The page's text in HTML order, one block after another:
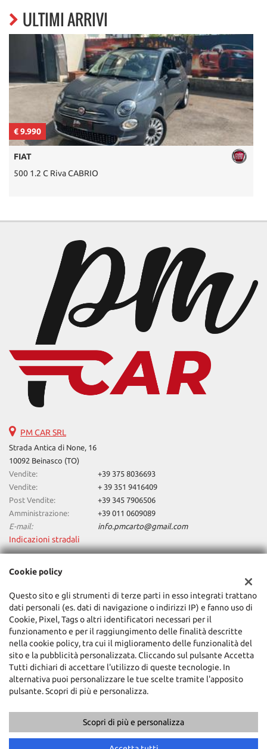
Contatta un consulente
ULTIMI ARRIVI
€ 9.990
FIAT
500 1.2 C Riva CABRIO
PM CAR SRL
Strada Antica di None, 16
10092 Beinasco (TO)
Vendite:
+39 375 8036693
Vendite:
+ 39 351 9416409
Post Vendite:
+39 345 7906506
Amministrazione:
+39 011 0609089
E-mail:
info.pmcarto@gmail.com
Indicazioni stradali
PM CAR SRL
Via Principi D'Acaja, 40, 10138, Torino (TO)
C.F/P.IVA:12769130019
Registro delle imprese: TO
Copyright © 2026 GestionaleAuto.com S.r.l., Tutti i diritti riservati -
Leggi l'informativa sulla privacy-Cookie Policy
Cookie policy
Questo sito e gli strumenti di terze parti in esso integrati trattano
dati personali (es. dati di navigazione o indirizzi IP) e fanno uso di
Cookie, Pixel, Tags o altri identificatori necessari per il
funzionamento e per il raggiungimento delle finalità descritte
nella cookie policy, tra cui il miglioramento delle funzionalità del
sito e la pubblicità personalizzata. Cliccando sul pulsante Accetta
Tutti dichiari di accettare l'utilizzo di queste tecnologie. In
alternativa puoi personalizzare le tue scelte tramite l'apposito
pulsante. Scopri di più e personalizza.
Scopri di più e personalizza